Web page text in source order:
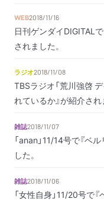
WEB2018/11/16
日刊ゲンダイDIGITAL
されました。
ラジオ2018/11/08
TBSラジオ「荒川強啓
れているか』が紹介され
雑誌2018/11/07
「anan」11/14号で『ベ
した。
雑誌2018/11/06
「女性自身」11/20号で